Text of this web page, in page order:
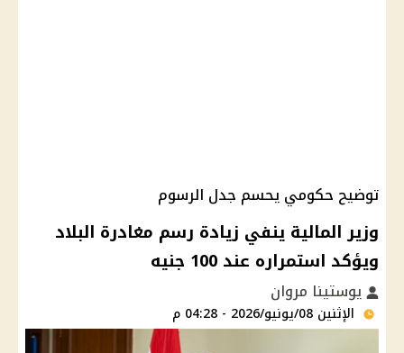
توضيح حكومي يحسم جدل الرسوم
وزير المالية ينفي زيادة رسم مغادرة البلاد
ويؤكد استمراره عند 100 جنيه
يوستينا مروان
الإثنين 08/يونيو/2026 - 04:28 م